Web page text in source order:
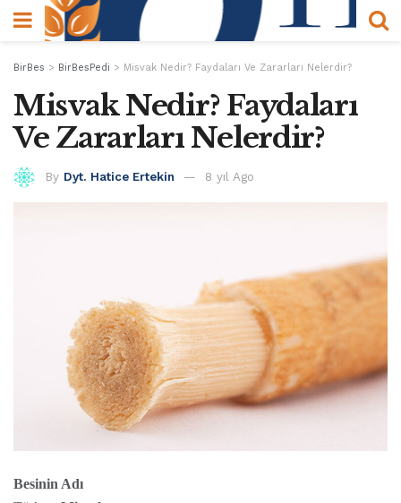
BirBes > BirBesPedi > Misvak Nedir? Faydaları Ve Zararları Nelerdir?
Misvak Nedir? Faydaları
Ve Zararları Nelerdir?
By Dyt. Hatice Ertekin 8 yıl Ago
Besinin Adı